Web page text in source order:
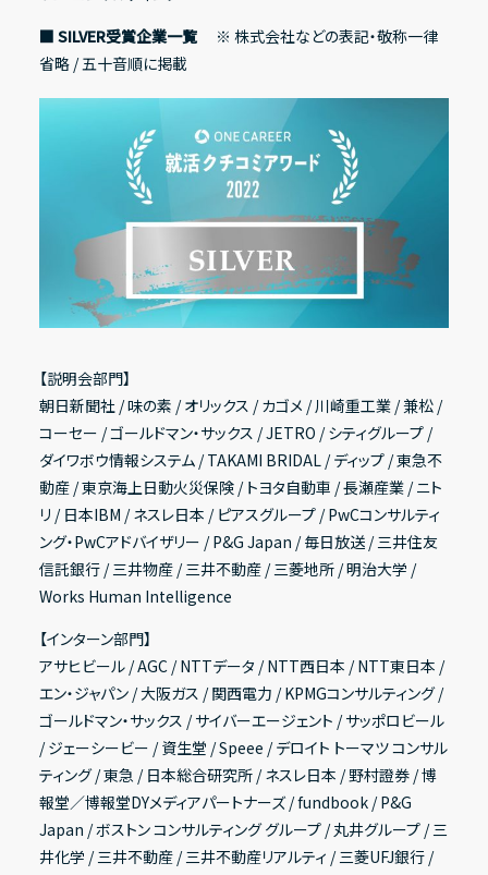
■ SILVER受賞企業一覧※ 株式会社などの表記・敬称一律
省略 / 五十音順に掲載
【説明会部門】
朝日新聞社 / 味の素 / オリックス / カゴメ / 川崎重工業 / 兼松 /
コーセー / ゴールドマン・サックス / JETRO / シティグループ /
ダイワボウ情報システム / TAKAMI BRIDAL / ディップ / 東急不
動産 / 東京海上日動火災保険 / トヨタ自動車 / 長瀬産業 / ニト
リ / 日本IBM / ネスレ日本 / ピアスグループ / PwCコンサルティ
ング・PwCアドバイザリー / P&G Japan / 毎日放送 / 三井住友
信託銀行 / 三井物産 / 三井不動産 / 三菱地所 / 明治大学 /
Works Human Intelligence
【インターン部門】
アサヒビール / AGC / NTTデータ / NTT西日本 / NTT東日本 /
エン・ジャパン / 大阪ガス / 関西電力 / KPMGコンサルティング /
ゴールドマン・サックス / サイバーエージェント / サッポロビール
/ ジェーシービー / 資生堂 / Speee / デロイト トーマツ コンサル
ティング / 東急 / 日本総合研究所 / ネスレ日本 / 野村證券 / 博
報堂／博報堂DYメディアパートナーズ / fundbook / P&G
Japan / ボストン コンサルティング グループ / 丸井グループ / 三
井化学 / 三井不動産 / 三井不動産リアルティ / 三菱UFJ銀行 /